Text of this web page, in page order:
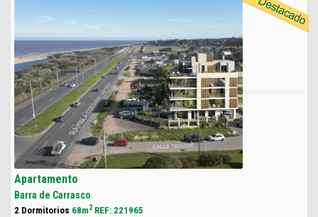
Apartamento
Barra de Carrasco
2 Dormitorios 68m2REF: 221965